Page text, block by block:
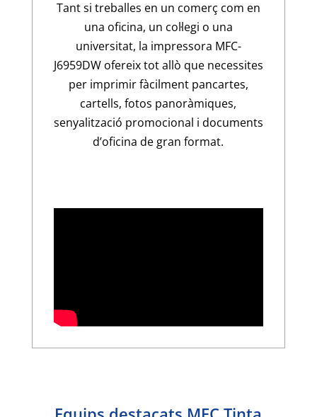
Tant si treballes en un comerç com en
una oficina, un col·legi o una
universitat, la impressora MFC-
J6959DW ofereix tot allò que necessites
per imprimir fàcilment pancartes,
cartells, fotos panoràmiques,
senyalització promocional i documents
d’oficina de gran format.